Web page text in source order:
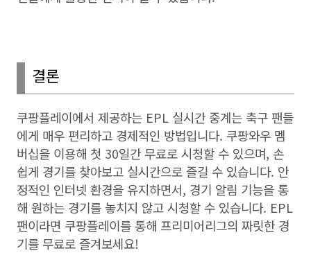
결론
쿠팡플레이에서 제공하는 EPL 실시간 중계는 축구 팬들
에게 매우 편리하고 경제적인 방법입니다. 쿠팡와우 멤
버십을 이용해 첫 30일간 무료로 시청할 수 있으며, 손
쉽게 경기를 찾아보고 실시간으로 즐길 수 있습니다. 안
정적인 인터넷 환경을 유지하면서, 경기 알림 기능을 통
해 원하는 경기를 놓치지 않고 시청할 수 있습니다. EPL
팬이라면 쿠팡플레이를 통해 프리미어리그의 짜릿한 경
기를 무료로 즐겨보세요!